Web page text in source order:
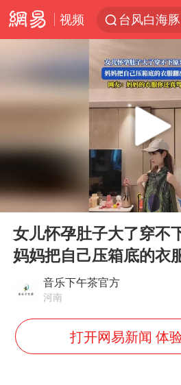
视频
四川宜宾
38岁演员
胜宏科技
国乒男单
胡彦斌获
Play
00:00
女儿怀孕肚子大了穿不
妈妈把自己压箱底的衣
音乐下午茶官方
河南
打开网易新闻 体